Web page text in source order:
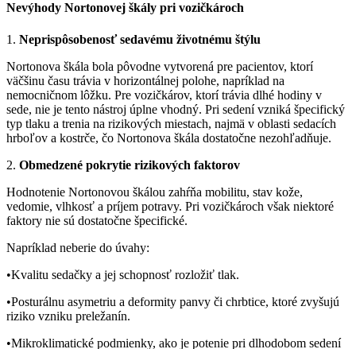
Nevýhody Nortonovej škály pri vozičkároch
1. Neprispôsobenosť sedavému životnému štýlu
Nortonova škála bola pôvodne vytvorená pre pacientov, ktorí
väčšinu času trávia v horizontálnej polohe, napríklad na
nemocničnom lôžku. Pre vozičkárov, ktorí trávia dlhé hodiny v
sede, nie je tento nástroj úplne vhodný. Pri sedení vzniká špecifický
typ tlaku a trenia na rizikových miestach, najmä v oblasti sedacích
hrboľov a kostrče, čo Nortonova škála dostatočne nezohľadňuje.
2. Obmedzené pokrytie rizikových faktorov
Hodnotenie Nortonovou škálou zahŕňa mobilitu, stav kože,
vedomie, vlhkosť a príjem potravy. Pri vozičkároch však niektoré
faktory nie sú dostatočne špecifické.
Napríklad neberie do úvahy:
•Kvalitu sedačky a jej schopnosť rozložiť tlak.
•Posturálnu asymetriu a deformity panvy či chrbtice, ktoré zvyšujú
riziko vzniku preležanín.
•Mikroklimatické podmienky, ako je potenie pri dlhodobom sedení